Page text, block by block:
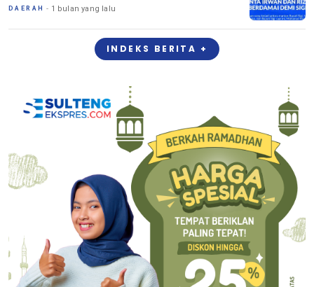
DAERAH 1 bulan yang lalu
INDEKS BERITA +